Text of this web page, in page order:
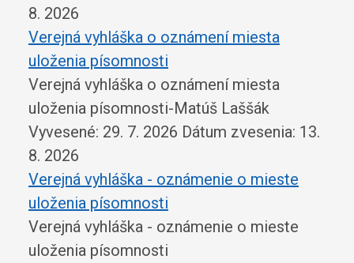
8. 2026
Verejná vyhláška o oznámení miesta
uloženia písomnosti
Verejná vyhláška o oznámení miesta
uloženia písomnosti-Matúš Laššák
Vyvesené: 29. 7. 2026 Dátum zvesenia: 13.
8. 2026
Verejná vyhláška - oznámenie o mieste
uloženia písomnosti
Verejná vyhláška - oznámenie o mieste
uloženia písomnosti